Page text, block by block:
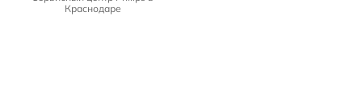
Краснодаре